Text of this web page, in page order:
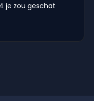
je zou geschat